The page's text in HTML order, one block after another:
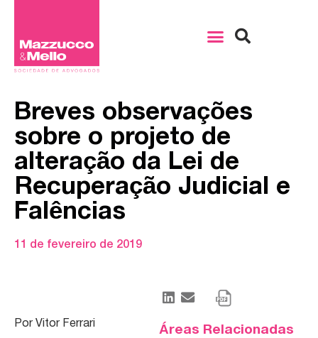
Breves observações
sobre o projeto de
alteração da Lei de
Recuperação Judicial e
Falências
11 de fevereiro de 2019
Por Vitor Ferrari
Áreas Relacionadas